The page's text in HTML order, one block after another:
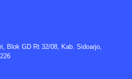
Blok GD Rt 32/08, Kab. Sidoarjo,